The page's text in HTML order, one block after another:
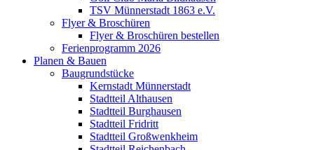
TSV Münnerstadt 1863 e.V.
Flyer & Broschüren
Flyer & Broschüren bestellen
Ferienprogramm 2026
Planen & Bauen
Baugrundstücke
Kernstadt Münnerstadt
Stadtteil Althausen
Stadtteil Burghausen
Stadtteil Fridritt
Stadtteil Großwenkheim